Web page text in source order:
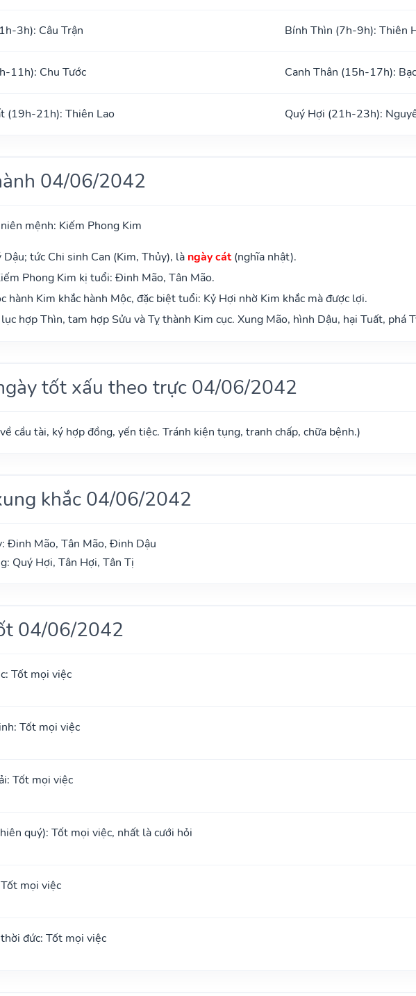
3h): Câu Trận Bính Thìn (7h-9h): Thiên
11h): Chu Tước Canh Thân (15h-17h):
(19h-21h): Thiên Lao Quý Hợi (21h-23h):
04/06/2042
mệnh: Kiếm Phong Kim
Dậu; tức Chi sinh Can (Kim, Thủy), là ngày cát(nghĩa nhật).
Phong Kim kị tuổi: Đinh Mão, Tân Mão.
hành Kim khắc hành Mộc, đặc biệt tuổi: Kỷ Hợi nhờ Kim khắc mà được lợi.
hợp Thìn, tam hợp Sửu và Tỵ thành Kim cục. Xung Mão, hình Dậu, hại Tuất, phá
tốt xấu theo trực 04/06/2042
cầu tài, ký hợp đồng, yến tiệc. Tránh kiện tụng, tranh chấp, chữa bệnh.)
khắc 04/06/2042
Đinh Mão, Tân Mão, Đinh Dậu
Quý Hợi, Tân Hợi, Tân Tị
04/06/2042
Tốt mọi việc
Tốt mọi việc
Tốt mọi việc
quý): Tốt mọi việc, nhất là cưới hỏi
mọi việc
đức: Tốt mọi việc